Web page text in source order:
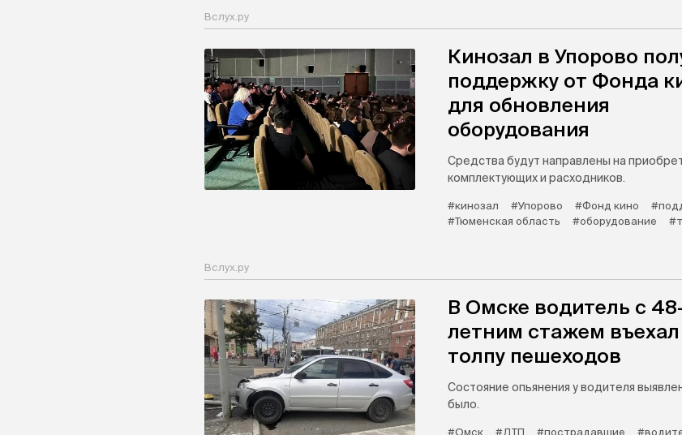
Вслух.ру
Кинозал в Упорово
поддержку от Фонда
для обновления
оборудования
Средства будут направлены на
комплектующих и расходников.
#кинозал #Упорово #Фонд кино
#Тюменская область
#оборудование
Вслух.ру
В Омске водитель с
летним стажем въехал
толпу пешеходов
Состояние опьянения у водителя
было.
#Омск #ДТП #пострадавшие